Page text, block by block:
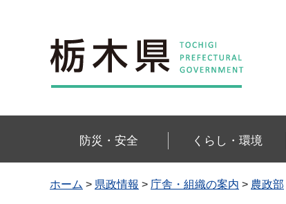
栃木県
防災・安全 くらし・環境
ホーム > 県政情報 > 庁舎・組織の案内 > 農政部